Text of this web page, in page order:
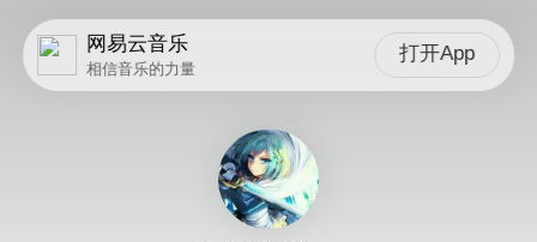
网易云音乐
相信音乐的力量
打开App